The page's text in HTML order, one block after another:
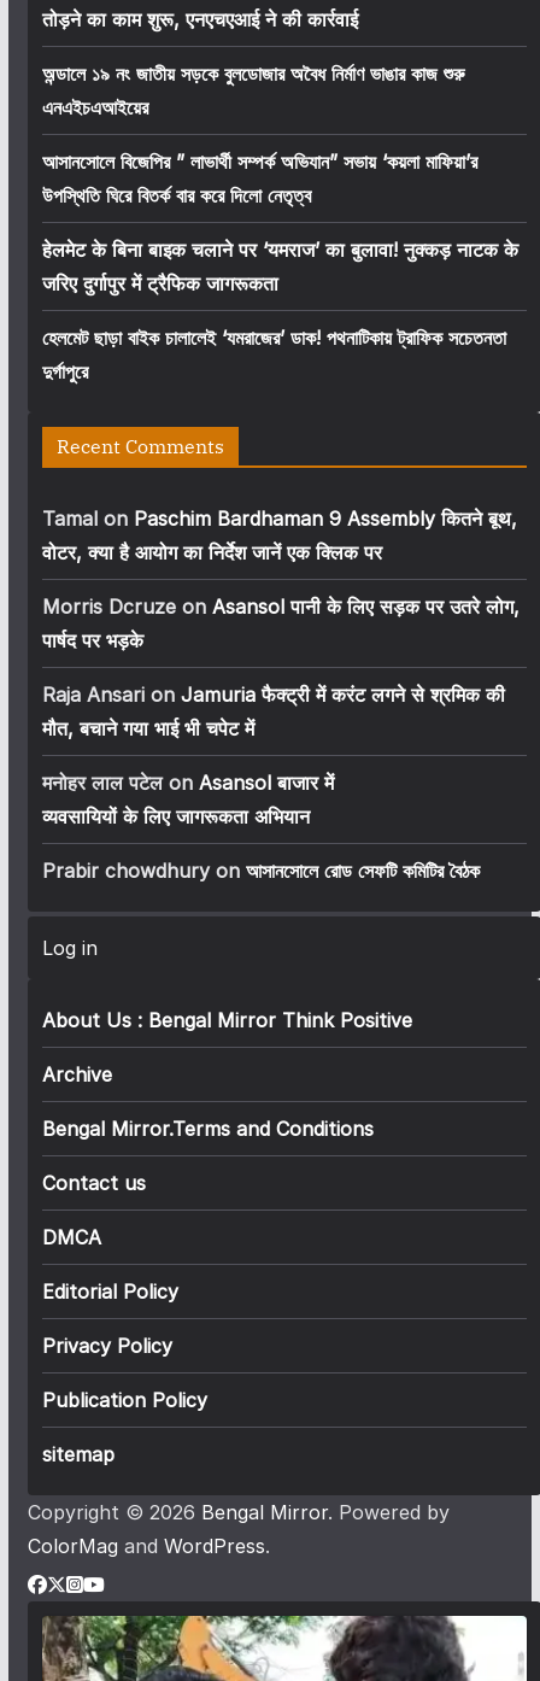
तोड़ने का काम शुरू, एनएचएआई ने की कार्रवाई
অন্ডালে ১৯ নং জাতীয় সড়কে বুলডোজার অবৈধ নির্মাণ ভাঙার কাজ শুরু
এনএইচএআইয়ের
আসানসোলে বিজেপির ” লাভার্থী সম্পর্ক অভিযান” সভায় ‘কয়লা মাফিয়া’র
উপস্থিতি ঘিরে বিতর্ক বার করে দিলো নেতৃত্ব
हेलमेट के बिना बाइक चलाने पर ‘यमराज’ का बुलावा! नुक्कड़ नाटक के
जरिए दुर्गापुर में ट्रैफिक जागरूकता
হেলমেট ছাড়া বাইক চালালেই ‘যমরাজের’ ডাক! পথনাটিকায় ট্রাফিক সচেতনতা
দুর্গাপুরে
Recent Comments
Tamalon Paschim Bardhaman 9 Assembly कितने बूथ,
वोटर, क्या है आयोग का निर्देश जानें एक क्लिक पर
Morris Dcruzeon Asansol पानी के लिए सड़क पर उतरे लोग,
पार्षद पर भड़के
Raja Ansarion Jamuria फैक्ट्री में करंट लगने से श्रमिक की
मौत, बचाने गया भाई भी चपेट में
मनोहर लाल पटेलon Asansol बाजार में
व्यवसायियों के लिए जागरूकता अभियान
Prabir chowdhuryon আসানসোলে রোড সেফটি কমিটির বৈঠক
Log in
About Us : Bengal Mirror Think Positive
Archive
Bengal Mirror.Terms and Conditions
Contact us
DMCA
Editorial Policy
Privacy Policy
Publication Policy
sitemap
Copyright © 2026 Bengal Mirror. Powered by
ColorMag and WordPress.